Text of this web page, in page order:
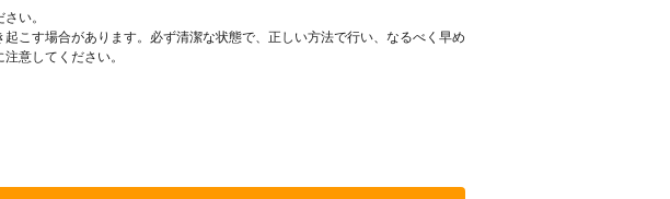
い。
こす場合があります。必ず清潔な状態で、正しい方法で行い、なるべく早め
意してください。